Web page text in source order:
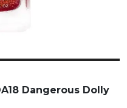
Dangerous Dolly